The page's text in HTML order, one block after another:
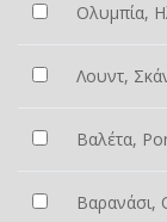
Ολυμπία,
Λουντ,
Βαλέτα,
Βαρανάσι,